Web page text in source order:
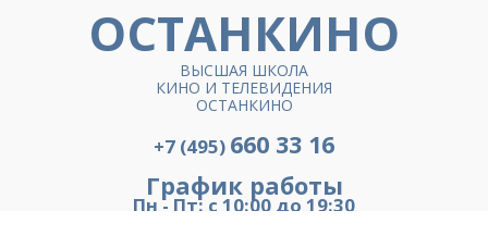
ОСТАНКИНО
ВЫСШАЯ ШКОЛА
КИНО И ТЕЛЕВИДЕНИЯ
ОСТАНКИНО
+7 (495) 660 33 16
График работы
Пн - Пт: с 10:00 до 19:30